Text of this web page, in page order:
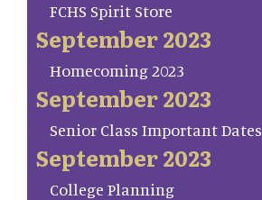
FCHS Spirit Store
September 2023
Homecoming 2023
September 2023
Senior Class Important Dates
September 2023
College Planning